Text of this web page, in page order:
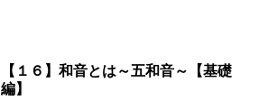
【１６】和音とは～五和音～【基礎
編】